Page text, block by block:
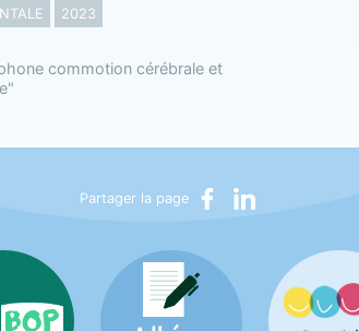
2023
commotion cérébrale et
Partager la page Partager sur Facebook
Partager sur LinkedIn